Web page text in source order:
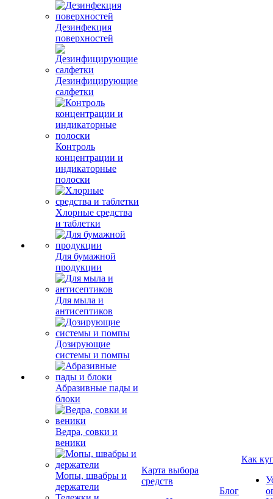
Дезинфекция
поверхностей
Дезинфицирующие
салфетки
Контроль
концентрации и
индикаторные
полоски
Хлорные средства
и таблетки
Для бумажной
продукции
Для мыла и
антисептиков
Дозирующие
системы и помпы
Абразивные пады и
блоки
Ведра, совки и
веники
Мопы, швабры и
держатели
Карта выбора
средств
Блог
Как